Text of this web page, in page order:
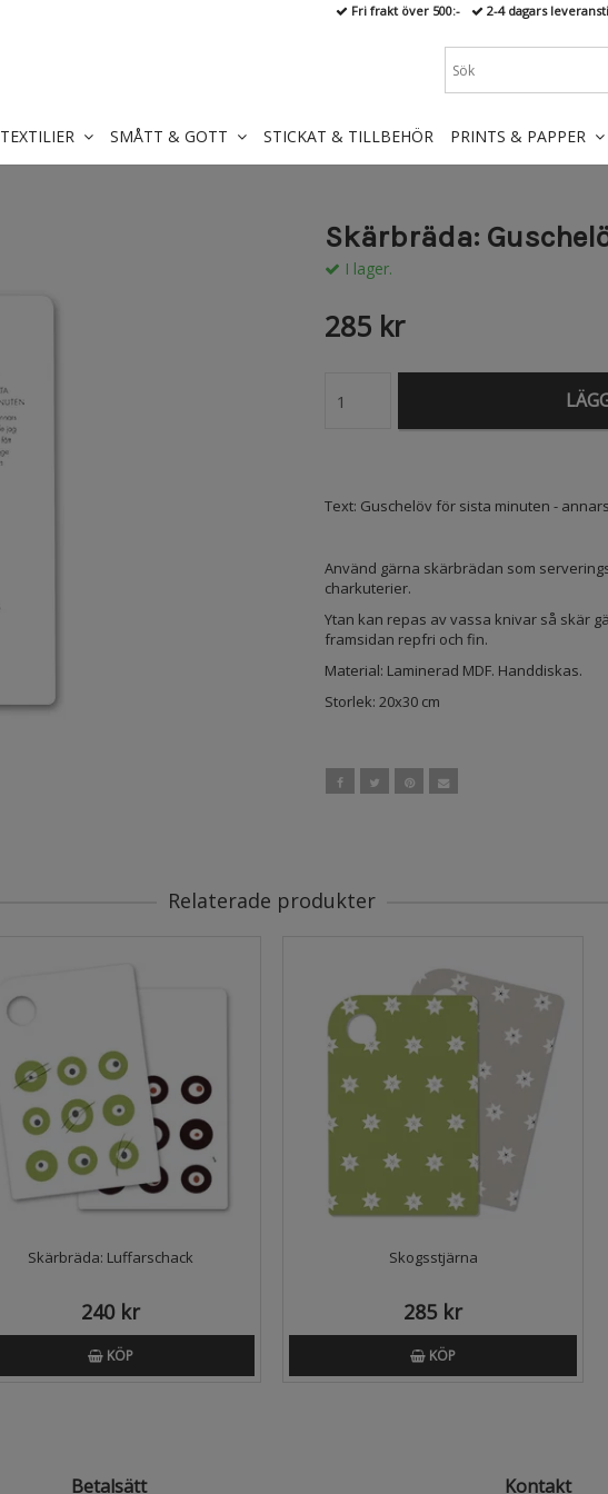
Skärbräda:
I lager.
285 kr
Text: Guschelöv för sista minuten -
Använd gärna skärbrädan som
charkuterier.
Ytan kan repas av vassa knivar så skär
framsidan repfri och fin.
Material: Laminerad MDF. Handdiskas.
Storlek: 20x30 cm
Relaterade produkter
Skärbräda: Luffarschack
240 kr
KÖP
Skogsstjärna
285 kr
KÖP
Betalsätt Kontakt
Fri frakt över 500:- 2-4 dagars
TEXTILIER SMÅTT & GOTT STICKAT & TILLBEHÖR PRINTS & PAPPER